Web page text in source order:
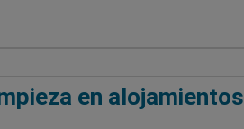
en alojamientos